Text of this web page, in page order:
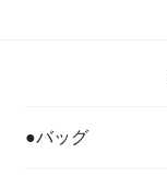
●バッグ